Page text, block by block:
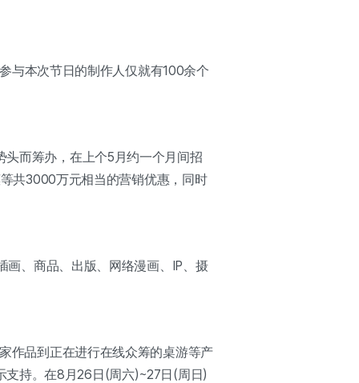
与本次节日的制作人仅就有100余个
头而筹办，在上个5月约一个月间招
共3000万元相当的营销优惠，同时
画、商品、出版、网络漫画、IP、摄
作品到正在进行在线众筹的桌游等产
支持。在8月26日(周六)~27日(周日)